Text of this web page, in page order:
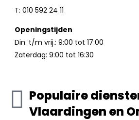
T: 010 592 24 11
Openingstijden
Din. t/m vrij.: 9:00 tot 17:00
Zaterdag: 9:00 tot 16:30
Populaire
Vlaardingen en